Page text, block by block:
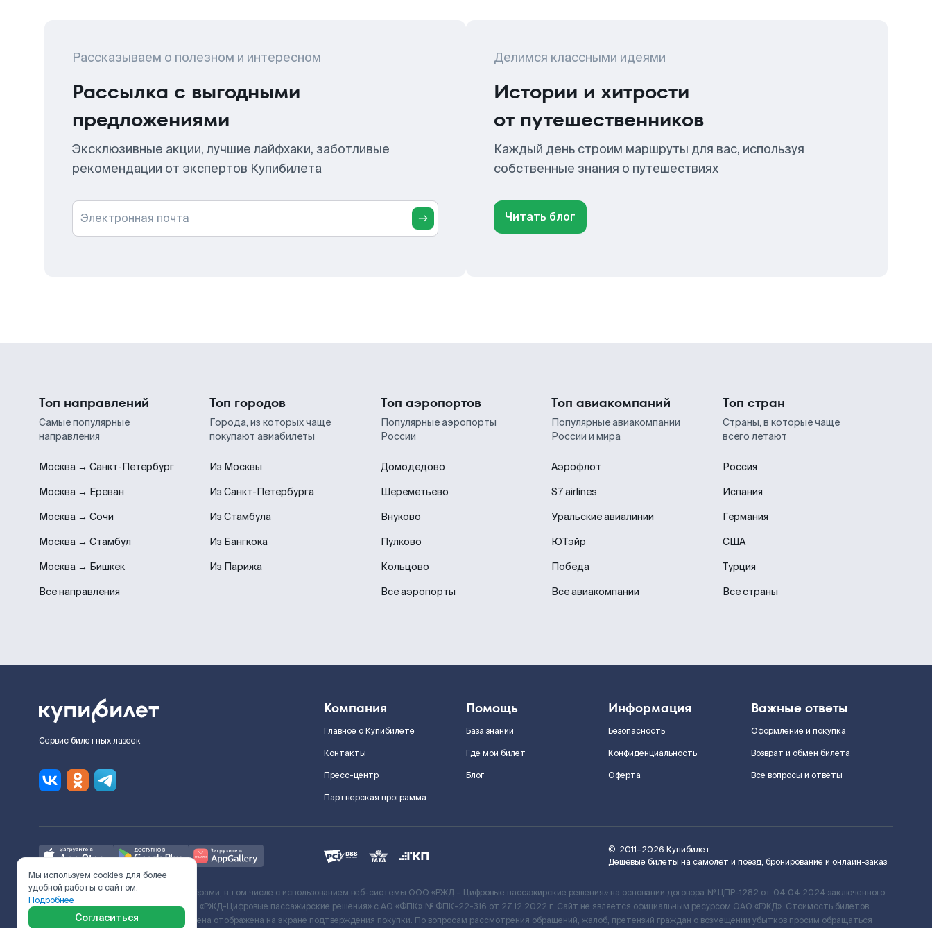
Рассказываем о полезном и интересном
Рассылка с выгодными
предложениями
Эксклюзивные акции, лучшие лайфхаки, заботливые
рекомендации от экспертов Купибилета
Электронная почта
Делимся классными идеями
Истории и хитрости
от путешественников
Каждый день строим маршруты для вас, используя
собственные знания о путешествиях
Читать блог
Топ направлений
Самые популярные
направления
Москва → Санкт-Петербург
Москва → Ереван
Москва → Сочи
Москва → Стамбул
Москва → Бишкек
Все направления
Топ городов
Города, из которых чаще
покупают авиабилеты
Из Москвы
Из Санкт-Петербурга
Из Стамбула
Из Бангкока
Из Парижа
Топ аэропортов
Популярные аэропорты
России
Домодедово
Шереметьево
Внуково
Пулково
Кольцово
Все аэропорты
Топ авиакомпаний
Популярные авиакомпании
России и мира
Аэрофлот
S7 airlines
Уральские авиалинии
ЮТэйр
Победа
Все авиакомпании
Топ стран
Страны, в которые чаще
всего летают
Россия
Испания
Германия
США
Турция
Все страны
Сервис билетных лазеек
Компания
Главное о Купибилете
Контакты
Пресс-центр
Партнерская программа
Помощь
База знаний
Где мой билет
Блог
Информация
Безопасность
Конфиденциальность
Оферта
Важные ответы
Оформление и покупка
Возврат и обмен билета
Все вопросы и ответы
© 2011–2026 Купибилет
Дешёвые билеты на самолёт и поезд, бронирование и онлайн-заказ
Ж/Д билеты предоставляются партнёрами, в том числе с использованием веб-системы ООО «РЖД – Цифровые пассажирские решения» на основании договора № ЦПР-1282 от 04.04.2024 заключенного
с Поставщиком услуг и Договора ООО «РЖД-Цифровые пассажирские решения» c АО «ФПК» № ФПК-22-316 от 27.12.2022 г. Сайт не является официальным ресурсом ОАО «РЖД». Стоимость билетов
включает сервисный сбор. Итоговая цена отображена на экране подтверждения покупки. По вопросам рассмотрения обращений, жалоб, претензий граждан о возмещении убытков просим обращаться
Мы используем cookies для более
удобной работы с сайтом.
Подробнее
Согласиться